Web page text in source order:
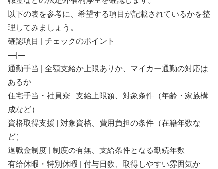
以下の表を参考に、希望する項目が記載されているかを整
理してみましょう。
確認項目 | チェックのポイント
—|—
通勤手当 | 全額支給か上限ありか、マイカー通勤の対応は
あるか
住宅手当・社員寮 | 支給上限額、対象条件（年齢・家族構
成など）
資格取得支援 | 対象資格、費用負担の条件（在籍年数な
ど）
退職金制度 | 制度の有無、支給条件となる勤続年数
有給休暇・特別休暇 | 付与日数、取得しやすい雰囲気か